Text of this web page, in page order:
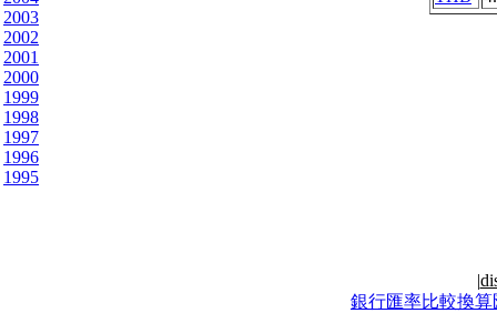
2003
2002
2001
2000
1999
1998
1997
1996
1995
|
銀行匯率比較換算